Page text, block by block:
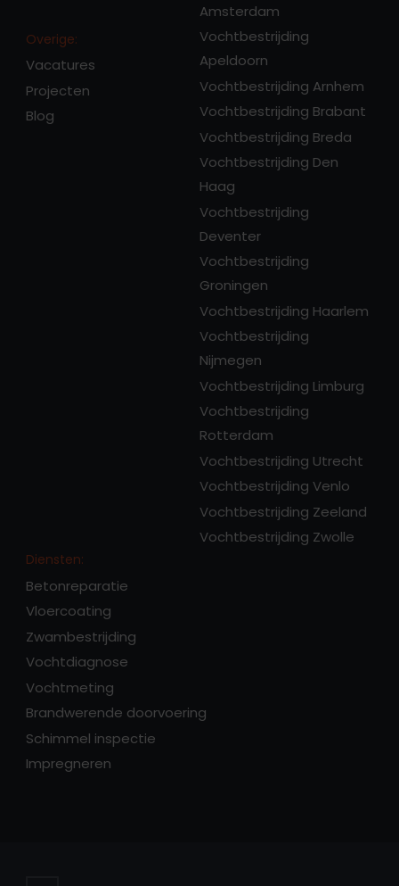
Overige:
Vacatures
Projecten
Blog
Amsterdam
Vochtbestrijding
Apeldoorn
Vochtbestrijding Arnhem
Vochtbestrijding Brabant
Vochtbestrijding Breda
Vochtbestrijding Den
Haag
Vochtbestrijding
Deventer
Vochtbestrijding
Groningen
Vochtbestrijding Haarlem
Vochtbestrijding
Nijmegen
Vochtbestrijding Limburg
Vochtbestrijding
Rotterdam
Vochtbestrijding Utrecht
Vochtbestrijding Venlo
Vochtbestrijding Zeeland
Vochtbestrijding Zwolle
Diensten:
Betonreparatie
Vloercoating
Zwambestrijding
Vochtdiagnose
Vochtmeting
Brandwerende doorvoering
Schimmel inspectie
Impregneren